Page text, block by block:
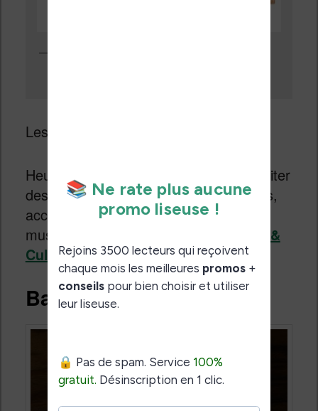
Les musées sont logiquement fermés.
Heureusement, on peut maintenant visiter
des musées virtuellement ou, au moins,
accéder aux collections de certains
musées en ligne grâce à
Google Arts &
Culture (cliquez ici).
Bandes dessinées